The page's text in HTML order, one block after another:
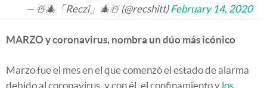
— ☃️🎄「Reczi」🎄☃️ (@recshitt)February 14, 2020
MARZO y coronavirus, nombra un dúo más icónico
Marzo fue el mes en el que comenzó el estado de alarma
debido al coronavirus, y con él, el confinamiento y los